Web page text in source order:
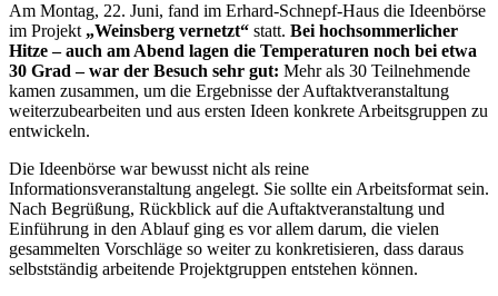
Am Montag, 22. Juni, fand im Erhard-Schnepf-Haus die Ideenbörse
im Projekt „Weinsberg vernetzt“ statt. Bei hochsommerlicher
Hitze – auch am Abend lagen die Temperaturen noch bei etwa
30 Grad – war der Besuch sehr gut: Mehr als 30 Teilnehmende
kamen zusammen, um die Ergebnisse der Auftaktveranstaltung
weiterzubearbeiten und aus ersten Ideen konkrete Arbeitsgruppen zu
entwickeln.
Die Ideenbörse war bewusst nicht als reine
Informationsveranstaltung angelegt. Sie sollte ein Arbeitsformat sein.
Nach Begrüßung, Rückblick auf die Auftaktveranstaltung und
Einführung in den Ablauf ging es vor allem darum, die vielen
gesammelten Vorschläge so weiter zu konkretisieren, dass daraus
selbstständig arbeitende Projektgruppen entstehen können.